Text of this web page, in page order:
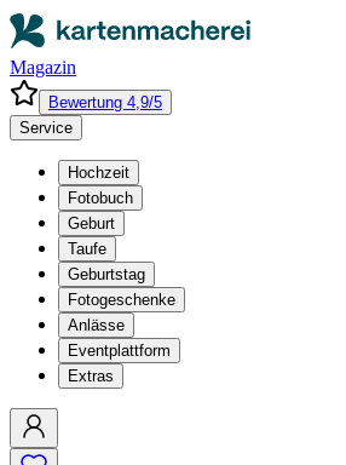
Magazin
Bewertung 4,9/5
Service
Hochzeit
Fotobuch
Geburt
Taufe
Geburtstag
Fotogeschenke
Anlässe
Eventplattform
Extras